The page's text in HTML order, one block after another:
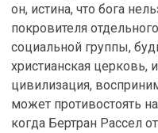
он, истина, что бога
покровителя
социальной группы,
христианская церковь,
цивилизация,
может противостоять
когда Бертран Рассел